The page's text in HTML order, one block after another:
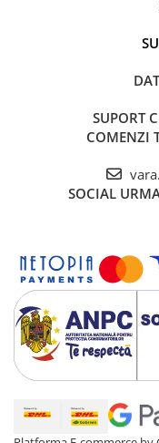
SUPORT
COMENZI
SOCIAL